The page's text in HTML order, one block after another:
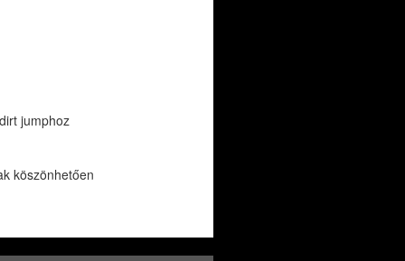
jumphoz
köszönhetően